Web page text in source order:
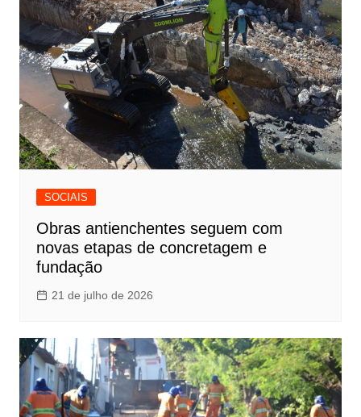
SOCIAIS
Obras antienchentes seguem com
novas etapas de concretagem e
fundação
21 de julho de 2026